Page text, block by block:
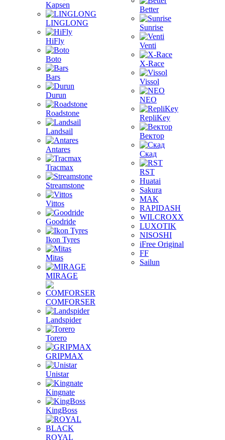
Kapsen
LINGLONG
HiFly
Boto
Bars
Durun
Roadstone
Landsail
Antares
Tracmax
Streamstone
Vittos
Goodride
Ikon Tyres
Mitas
MIRAGE
COMFORSER
Landspider
Torero
GRIPMAX
Unistar
Kingnate
KingBoss
ROYAL
Better
Sunrise
Venti
X-Race
Vissol
NEO
RepliKey
Вектор
Скад
RST
Huatai
Sakura
MAK
RAPIDASH
WILCROXX
LUXOTIK
NISOSHI
iFree Original
FF
Sailun